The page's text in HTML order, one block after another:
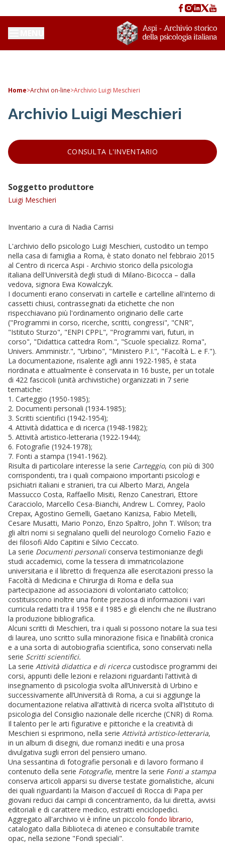
Home>Archivi on-line>Archivio Luigi Meschieri
Archivio Luigi Meschieri
CONSULTA L'INVENTARIO
Soggetto produttore
Luigi Meschieri
Inventario a cura di Nadia Carrisi
L'archivio dello psicologo Luigi Meschieri, custodito un tempo
nella casa di famiglia a Roma, è stato donato nel febbraio 2015
al Centro di ricerca Aspi - Archivio storico della psicologia
italiana dell'Università degli studi di Milano-Bicocca – dalla
vedova, signora Ewa Kowalczyk.
I documenti erano conservati in cartelle e cartelline all'interno di
cassetti chiusi, contrassegnati da etichette che non
rispecchiavano più l'ordinamento originario delle carte
("Programmi in corso, ricerche, scritti, congressi", "CNR",
"Istituto Sturzo", "ENPI CPPL", "Programmi vari, futuri, in
corso", "Didattica cattedra Rom.", "Scuole specializz. Roma",
Univers. Amministr.", "Urbino", "Ministero P.I.", "Facoltà L. e F.").
La documentazione, risalente agli anni 1922-1985, è stata
riordinata e attualmente è conservata in 16 buste, per un totale
di 422 fascicoli (unità archivistiche) organizzati in 7 serie
tematiche:
1. Carteggio (1950-1985);
2. Documenti personali (1934-1985);
3. Scritti scientifici (1942-1954);
4. Attività didattica e di ricerca (1948-1982);
5. Attività artistico-letteraria (1922-1944);
6. Fotografie (1924-1978);
7. Fonti a stampa (1941-1962).
Risulta di particolare interesse la serie Carteggio, con più di 300
corrispondenti, tra i quali compaiono importanti psicologi e
psichiatri italiani e stranieri, tra cui Alberto Marzi, Angela
Massucco Costa, Raffaello Misiti, Renzo Canestrari, Ettore
Caracciolo, Marcello Cesa-Bianchi, Andrew L. Comrey, Paolo
Crepax, Agostino Gemelli, Gaetano Kanizsa, Fabio Metelli,
Cesare Musatti, Mario Ponzo, Enzo Spaltro, John T. Wilson; tra
gli altri nomi si segnalano quelli del neurologo Cornelio Fazio e
dei filosofi Aldo Capitini e Silvio Ceccato.
La serie Documenti personaliconserva testimonianze degli
studi accademici, come la tessera di immatricolazione
universitaria e il libretto di frequenza alle esercitazioni presso la
Facoltà di Medicina e Chirurgia di Roma e della sua
partecipazione ad associazioni di volontariato cattolico;
costituiscono inoltre una fonte preziosa di informazioni i vari
curricula redatti tra il 1958 e il 1985 e gli elenchi che ne illustrano
la produzione bibliografica.
Alcuni scritti di Meschieri, tra i quali si possono notare la sua tesi
di laurea, uno scritto sulla minorazione fisica e l’inabilità cronica
e a una sorta di autobiografia scientifica, sono conservati nella
serie Scritti scientifici.
La serie Attività didattica e di ricerca custodisce programmi dei
corsi, appunti delle lezioni e relazioni riguardanti l’attività di
insegnamento di psicologia svolta all’Università di Urbino e
successivamente all’Università di Roma, a cui si aggiunge la
documentazione relativa all’attività di ricerca svolta all’Istituto di
psicologia del Consiglio nazionale delle ricerche (CNR) di Roma.
Il talento per le arti figurative e pittoriche e la creatività di
Meschieri si esprimono, nella serie Attività artistico-letteraria,
in un album di disegni, due romanzi inediti e una prosa
divulgativa sugli errori del pensiero umano.
Una sessantina di fotografie personali e di lavoro formano il
contenuto della serie Fotografie, mentre la serie Fonti a stampa
conserva articoli apparsi su diverse testate giornalistiche, alcuni
dei quali riguardanti la Maison d'accueil di Rocca di Papa per
giovani reduci dai campi di concentramento, da lui diretta, avvisi
editoriali e di carattere medico, estratti enciclopedici.
Aggregato all'archivio vi è infine un piccolo fondo librario,
catalogato dalla Biblioteca di ateneo e consultabile tramite
opac, nella sezione "Fondi speciali".